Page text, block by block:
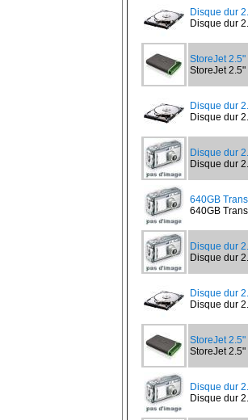
Disque dur
Disque dur
StoreJet
StoreJet
Disque dur
Disque dur
Disque dur
Disque dur
640GB
640GB
Disque dur
Disque dur
Disque dur
Disque dur
StoreJet
StoreJet
Disque dur
Disque dur